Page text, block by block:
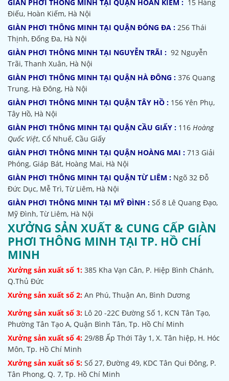
GIÀN PHƠI THÔNG MINH TẠI QUẬN HOÀN KIẾM : 15 Hàng
Điếu, Hoàn Kiếm, Hà Nội
GIÀN PHƠI THÔNG MINH TẠI QUẬN ĐÓNG ĐA : 256 Thái
Thịnh, Đống Đa, Hà Nội
GIÀN PHƠI THÔNG MINH TẠI NGUYỄN TRÃI : 92 Nguyễn
Trãi, Thanh Xuân, Hà Nội
GIÀN PHƠI THÔNG MINH TẠI QUẬN HÀ ĐÔNG : 376 Quang
Trung, Hà Đông, Hà Nội
GIÀN PHƠI THÔNG MINH TẠI QUẬN TÂY HỒ : 156 Yên Phụ,
Tây Hồ, Hà Nội
GIÀN PHƠI THÔNG MINH TẠI QUẬN CẦU GIẤY : 116 Hoàng
Quốc Việt, Cổ Nhuế, Cầu Giấy
GIÀN PHƠI THÔNG MINH TẠI QUẬN HOÀNG MAI : 713 Giải
Phóng, Giáp Bát, Hoàng Mai, Hà Nội
GIÀN PHƠI THÔNG MINH TẠI QUẬN TỪ LIÊM : Ngõ 32 Đỗ
Đức Dục, Mễ Trì, Từ Liêm, Hà Nội
GIÀN PHƠI THÔNG MINH TẠI MỸ ĐÌNH : Số 8 Lê Quang Đạo,
Mỹ Đình, Từ Liêm, Hà Nội
XƯỞNG SẢN XUẤT & CUNG CẤP GIÀN
PHƠI THÔNG MINH TẠI TP. HỒ CHÍ
MINH
Xưởng sản xuất số 1: 385 Kha Vạn Cân, P. Hiệp Bình Chánh,
Q.Thủ Đức
Xưởng sản xuất số 2: An Phú, Thuận An, Bình Dương
Xưởng sản xuất số 3: Lô 20 -22C Đường Số 1, KCN Tân Tạo,
Phường Tân Tạo A, Quận Bình Tân, Tp. Hồ Chí Minh
Xưởng sản xuất số 4: 29/8B Ấp Thới Tây 1, X. Tân hiệp, H. Hóc
Môn, Tp. Hồ Chí Minh
Xưởng sản xuất số 5: Số 27, Đường 49, KDC Tân Qui Đông, P.
Tân Phong, Q. 7, Tp. Hồ Chí Minh